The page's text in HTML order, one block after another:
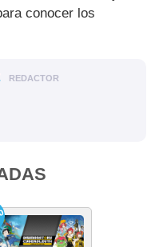
conocer los
REDACTOR